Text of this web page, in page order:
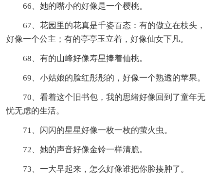
66、她的嘴小的好像是一个樱桃。
67、花园里的花真是千姿百态：有的傲立在枝头，
好像一个公主；有的亭亭玉立着，好像仙女下凡。
68、有的山峰好像寿星捧着仙桃。
69、小姑娘的脸红彤彤的，好像一个熟透的苹果。
70、看着这个旧书包，我的思绪好像回到了童年无
忧无虑的生活。
71、闪闪的星星好像一枚一枚的萤火虫。
72、她的声音好像金铃一样清脆。
73、一大早起来，怎么好像谁把你脸揍肿了。